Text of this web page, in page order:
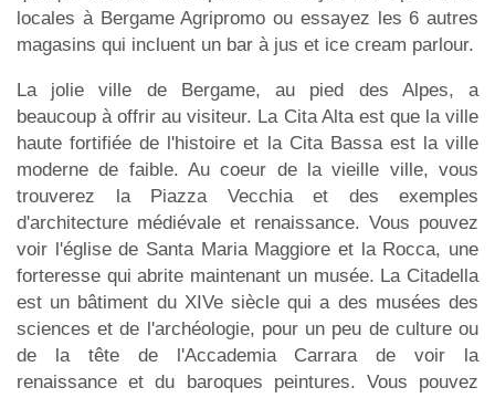
locales à Bergame Agripromo ou essayez les 6 autres
magasins qui incluent un bar à jus et ice cream parlour.
La jolie ville de Bergame, au pied des Alpes, a
beaucoup à offrir au visiteur. La Cita Alta est que la ville
haute fortifiée de l'histoire et la Cita Bassa est la ville
moderne de faible. Au coeur de la vieille ville, vous
trouverez la Piazza Vecchia et des exemples
d'architecture médiévale et renaissance. Vous pouvez
voir l'église de Santa Maria Maggiore et la Rocca, une
forteresse qui abrite maintenant un musée. La Citadella
est un bâtiment du XIVe siècle qui a des musées des
sciences et de l'archéologie, pour un peu de culture ou
de la tête de l'Accademia Carrara de voir la
renaissance et du baroques peintures. Vous pouvez